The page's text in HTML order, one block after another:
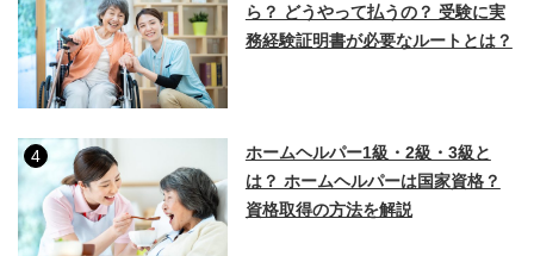
ら？ どうやって払うの？ 受験に実
務経験証明書が必要なルートとは？
4
ホームヘルパー1級・2級・3級と
は？ ホームヘルパーは国家資格？
資格取得の方法を解説